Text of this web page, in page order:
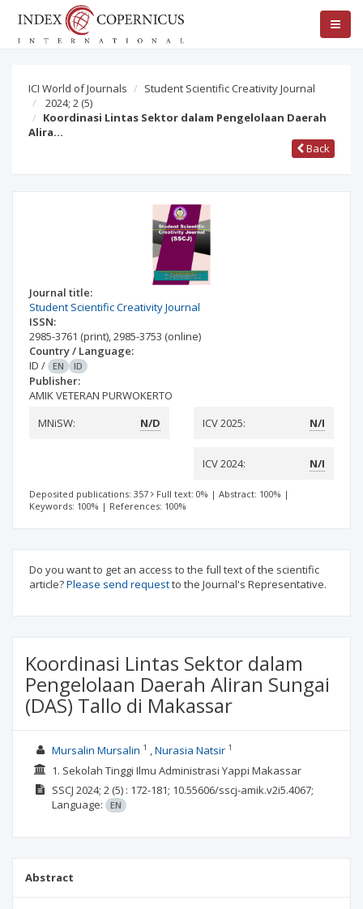
ICI World of Journals
Student Scientific Creativity Journal
2024; 2 (5)
Koordinasi Lintas Sektor dalam Pengelolaan Daerah
Alira…
Back
Journal title:
Student Scientific Creativity Journal
ISSN:
2985-3761 (print),2985-3753 (online)
Country / Language:
ID / EN ID
Publisher:
AMIK VETERAN PURWOKERTO
MNiSW:
N/D ICV 2025: N/I
ICV 2024: N/I
Deposited publications: 357 Full text: 0% | Abstract: 100% |
Keywords: 100% | References: 100%
Do you want to get an access to the full text of the scientific
article?Please send requestto the Journal's Representative.
Koordinasi Lintas Sektor dalam
Pengelolaan Daerah Aliran Sungai
(DAS) Tallo di Makassar
Mursalin Mursalin 1 Nurasia Natsir 1
1. Sekolah Tinggi Ilmu Administrasi Yappi Makassar
SSCJ 2024; 2(5) : 172-181; 10.55606/sscj-amik.v2i5.4067;
Language:
EN
Abstract